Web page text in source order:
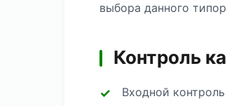
выбора данного
Контроль
Входной